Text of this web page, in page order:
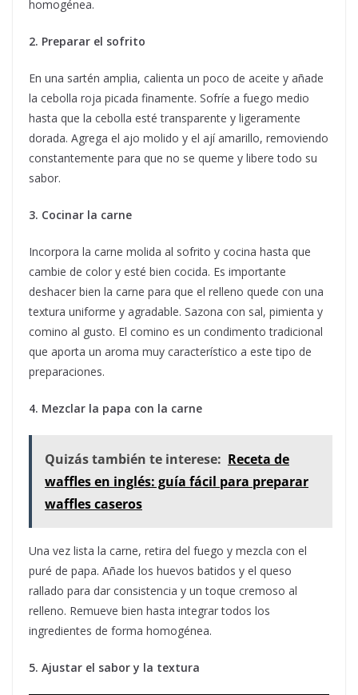
homogénea.
2. Preparar el sofrito
En una sartén amplia, calienta un poco de aceite y añade
la cebolla roja picada finamente. Sofríe a fuego medio
hasta que la cebolla esté transparente y ligeramente
dorada. Agrega el ajo molido y el ají amarillo, removiendo
constantemente para que no se queme y libere todo su
sabor.
3. Cocinar la carne
Incorpora la carne molida al sofrito y cocina hasta que
cambie de color y esté bien cocida. Es importante
deshacer bien la carne para que el relleno quede con una
textura uniforme y agradable. Sazona con sal, pimienta y
comino al gusto. El comino es un condimento tradicional
que aporta un aroma muy característico a este tipo de
preparaciones.
4. Mezclar la papa con la carne
Quizás también te interese: Receta de
waffles en inglés: guía fácil para preparar
waffles caseros
Una vez lista la carne, retira del fuego y mezcla con el
puré de papa. Añade los huevos batidos y el queso
rallado para dar consistencia y un toque cremoso al
relleno. Remueve bien hasta integrar todos los
ingredientes de forma homogénea.
5. Ajustar el sabor y la textura